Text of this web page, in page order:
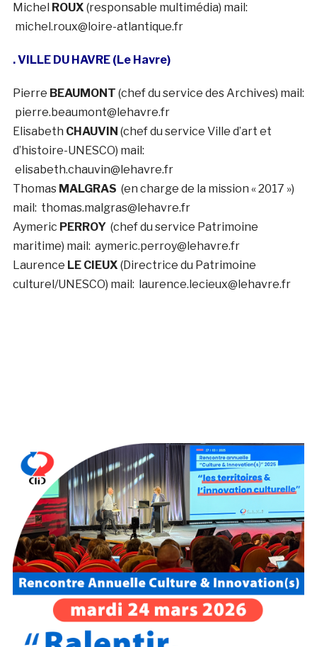
Michel ROUX (responsable multimédia) mail:
michel.roux@loire-atlantique.fr
. VILLE DU HAVRE (Le Havre)
Pierre BEAUMONT (chef du service des Archives) mail:
pierre.beaumont@lehavre.fr
Elisabeth CHAUVIN (chef du service Ville d’art et
d’histoire-UNESCO) mail:
elisabeth.chauvin@lehavre.fr
Thomas MALGRAS (en charge de la mission « 2017 »)
mail: thomas.malgras@lehavre.fr
Aymeric PERROY (chef du service Patrimoine
maritime) mail: aymeric.perroy@lehavre.fr
Laurence LE CIEUX (Directrice du Patrimoine
culturel/UNESCO) mail: laurence.lecieux@lehavre.fr